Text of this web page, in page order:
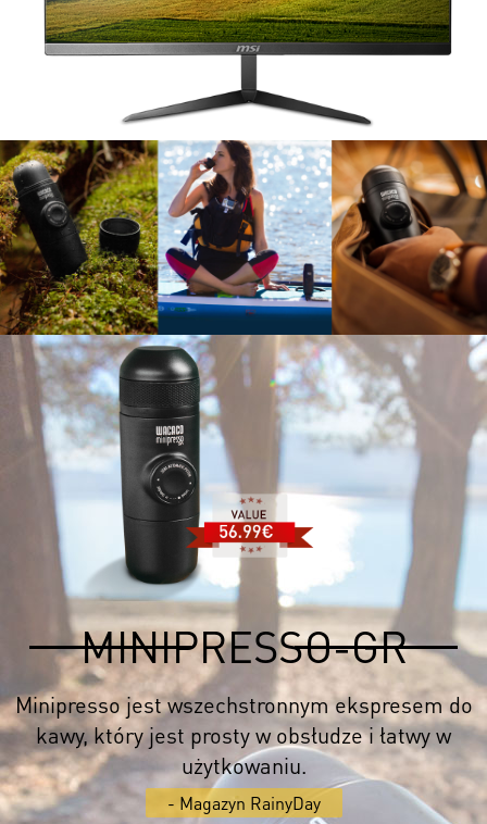
MINIPRESSO-GR
Minipresso jest wszechstronnym ekspresem do
kawy, który jest prosty w obsłudze i łatwy w
użytkowaniu.
- Magazyn RainyDay